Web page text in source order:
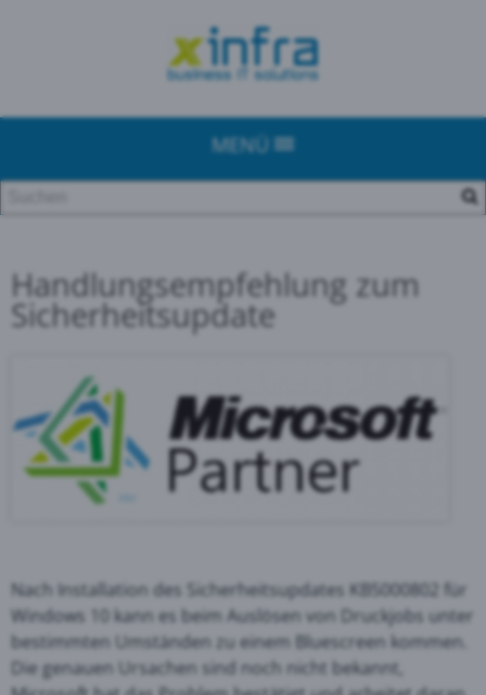
MENÜ
Handlungsempfehlung zum
Sicherheitsupdate
Nach Installation des Sicherheitsupdates KB5000802 für
Windows 10 kann es beim Auslösen von Druckjobs unter
bestimmten Umständen zu einem Bluescreen kommen.
Die genauen Ursachen sind noch nicht bekannt,